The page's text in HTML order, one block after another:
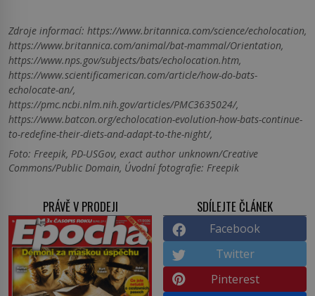
Zdroje informací: https://www.britannica.com/science/echolocation,
https://www.britannica.com/animal/bat-mammal/Orientation,
https://www.nps.gov/subjects/bats/echolocation.htm,
https://www.scientificamerican.com/article/how-do-bats-
echolocate-an/,
https://pmc.ncbi.nlm.nih.gov/articles/PMC3635024/,
https://www.batcon.org/echolocation-evolution-how-bats-continue-
to-redefine-their-diets-and-adapt-to-the-night/,
Foto: Freepik, PD-USGov, exact author unknown/Creative
Commons/Public Domain, Úvodní fotografie: Freepik
PRÁVĚ V PRODEJI SDÍLEJTE ČLÁNEK
Facebook
Twitter
Pinterest